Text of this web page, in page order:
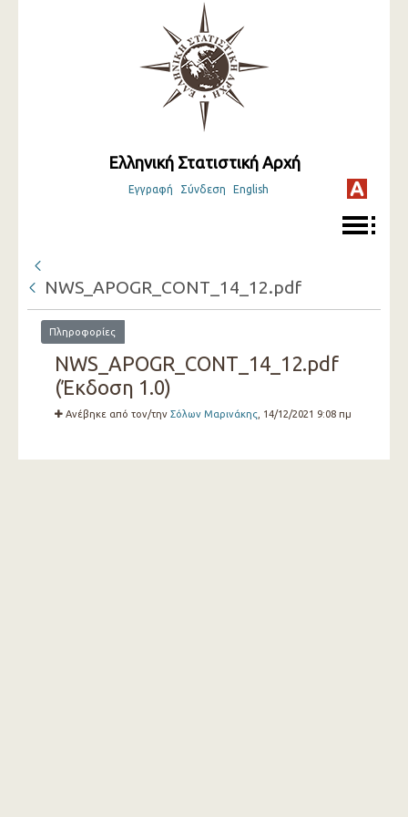
Ελληνική Στατιστική Αρχή
Εγγραφή Σύνδεση English
NWS_APOGR_CONT_14_12.pdf
Πληροφορίες
NWS_APOGR_CONT_14_12.pdf
(Έκδοση 1.0)
Ανέβηκε από τον/την Σόλων Μαρινάκης, 14/12/2021 9:08 πμ